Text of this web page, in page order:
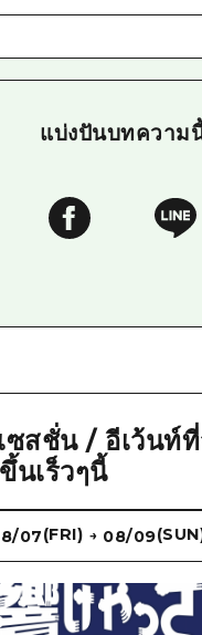
แบ่งปันบทความ
ซสชั่น/ อีเว้นท์
นเร็วๆนี้
07(FRI) → 08/09